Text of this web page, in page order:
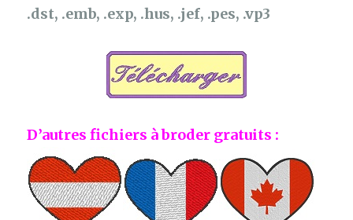
.dst, .emb, .exp, .hus, .jef, .pes, .vp3
D’autres fichiers à broder gratuits :